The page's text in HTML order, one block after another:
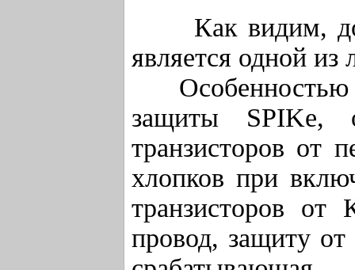
Как видим,
является одной
Особенностью
защиты SPIKe,
транзисторов от
хлопков при
транзисторов
провод, защиту